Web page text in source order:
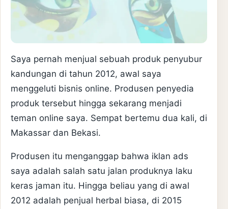
Saya pernah menjual sebuah produk penyubur
kandungan di tahun 2012, awal saya
menggeluti bisnis online. Produsen penyedia
produk tersebut hingga sekarang menjadi
teman online saya. Sempat bertemu dua kali, di
Makassar dan Bekasi.
Produsen itu menganggap bahwa iklan ads
saya adalah salah satu jalan produknya laku
keras jaman itu. Hingga beliau yang di awal
2012 adalah penjual herbal biasa, di 2015